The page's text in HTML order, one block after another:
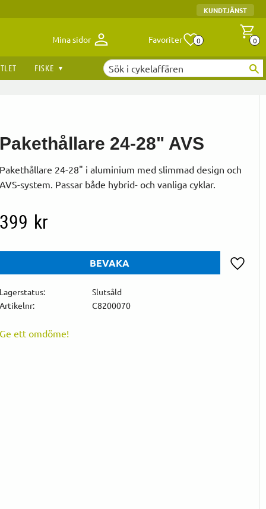
KUNDTJÄNST
Mina sidor Favoriter Antal
0 0
FISKE
Pakethållare 24-28" AVS
Pakethållare 24-28" i aluminium med slimmad design och
AVS-system. Passar både hybrid- och vanliga cyklar.
399 kr
BEVAKA
Lagerstatus
Slutsåld
Artikelnr
C8200070
Ge ett omdöme!